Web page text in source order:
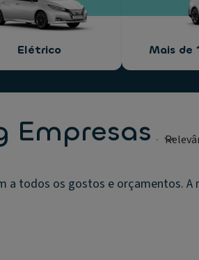
Elétrico Mais de
Empresas
a todos os gostos e orçamentos.